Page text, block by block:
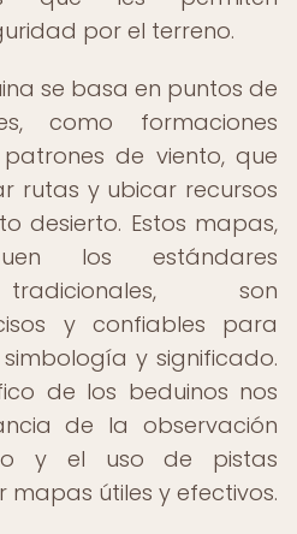
por el terreno.
se basa en puntos de
como formaciones
de viento, que
rutas y ubicar recursos
desierto. Estos mapas,
los estándares
son
y confiables para
y significado.
de los beduinos nos
de la observación
y el uso de pistas
útiles y efectivos.